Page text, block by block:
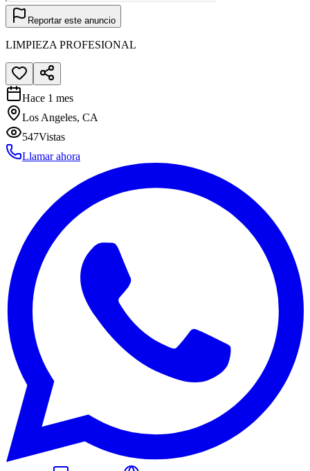
Reportar este anuncio
LIMPIEZA PROFESIONAL
Hace 1 mes
Los Angeles, CA
547Vistas
Llamar ahora